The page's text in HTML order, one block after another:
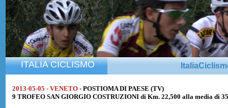
ITALIA CICLISMO
2013-05-05 - VENETO - POSTIOMA DI PAESE (TV)
9 TROFEO SAN GIORGIO COSTRUZIONI di Km. 22,500 alla media di